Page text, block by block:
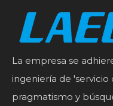
La empresa se
ingeniería de
pragmatismo y